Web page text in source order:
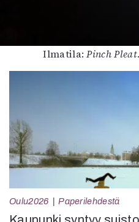
Ilmatila:Pinch Pleat
Oulu2026 Paperilehdestä